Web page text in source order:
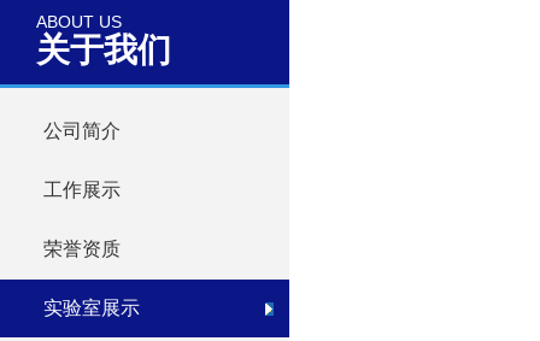
ABOUT US
关于我们
公司简介
工作展示
荣誉资质
实验室展示